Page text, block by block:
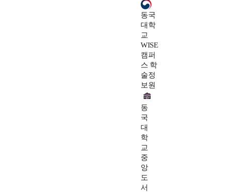
동국
대학
교
WISE
캠퍼
스 학
술정
보원
동
국
대
학
교
중
앙
도
서